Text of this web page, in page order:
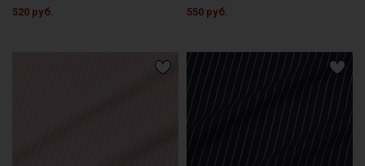
520 руб. 550 руб.